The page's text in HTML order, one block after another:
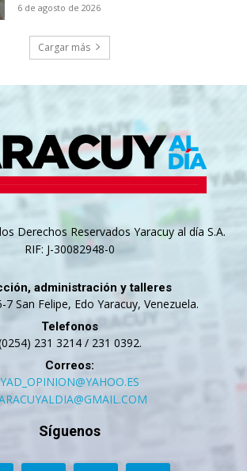
6 de agosto de 2026
Cargar más
Derechos Reservados Yaracuy al día S.A.
RIF: J-30082948-0
administración y talleres
7 San Felipe, Edo Yaracuy, Venezuela.
Telefonos
231 3214 / 231 0392.
Correos:
YAD_OPINION@YAHOO.ES
Síguenos